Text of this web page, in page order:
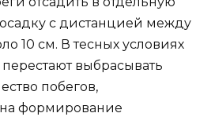
с дистанцией между
10 см. В тесных условиях
выбрасывать
побегов,
формирование